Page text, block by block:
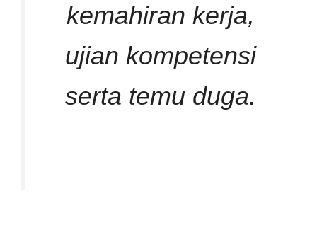
kemahiran kerja,
ujian kompetensi
serta temu duga.